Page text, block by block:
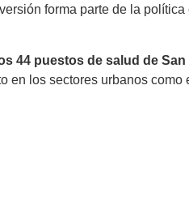
forma parte de la
44 puestos de salud de
en los sectores urbanos